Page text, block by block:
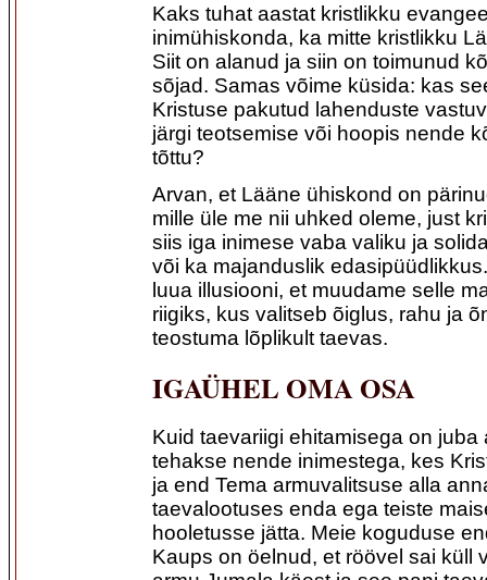
Kaks tuhat aastat kristlikku
inimühiskonda, ka mitte kristlikku
Siit on alanud ja siin on toimunud
sõjad. Samas võime küsida: kas
Kristuse pakutud lahenduste
järgi teotsemise või hoopis nende
tõttu?
Arvan, et Lääne ühiskond on
mille üle me nii uhked oleme, just
siis iga inimese vaba valiku ja
või ka majanduslik
luua illusiooni, et muudame selle
riigiks, kus valitseb õiglus, rahu ja
teostuma lõplikult taevas.
IGAÜHEL OMA OSA
Kuid taevariigi ehitamisega on juba
tehakse nende inimestega, kes
ja end Tema armuvalitsuse alla
taevalootuses enda ega teiste
hooletusse jätta. Meie koguduse
Kaups on öelnud, et röövel sai küll